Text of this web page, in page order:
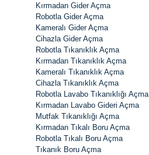
Kırmadan Gider Açma
Robotla Gider Açma
Kameralı Gider Açma
Cihazla Gider Açma
Robotla Tıkanıklık Açma
Kırmadan Tıkanıklık Açma
Kameralı Tıkanıklık Açma
Cihazla Tıkanıklık Açma
Robotla Lavabo Tıkanıklığı Açma
Kırmadan Lavabo Gideri Açma
Mutfak Tıkanıklığı Açma
Kırmadan Tıkalı Boru Açma
Robotla Tıkalı Boru Açma
Tıkanık Boru Açma